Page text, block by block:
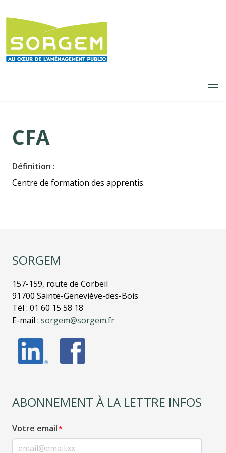
au
principal
CFA
Définition :
Centre de formation des apprentis.
SORGEM
157-159, route de Corbeil
91700 Sainte-Geneviève-des-Bois
Tél : 01 60 15 58 18
E-mail : sorgem@sorgem.fr
ABONNEMENT À LA LETTRE INFOS
Votre email